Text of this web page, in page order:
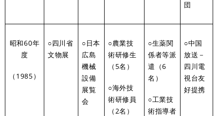
団
昭和60年
度
（1985）
○四川省
文物展
○日本
広島
機械
設備
展覧
会
○農業技
術研修生
（5名）
○海外技
術研修員
（2名）
○生薬関
係者等派
遣（6
名）
○工業技
術指導者
○中国
放送－
四川電
視台友
好提携